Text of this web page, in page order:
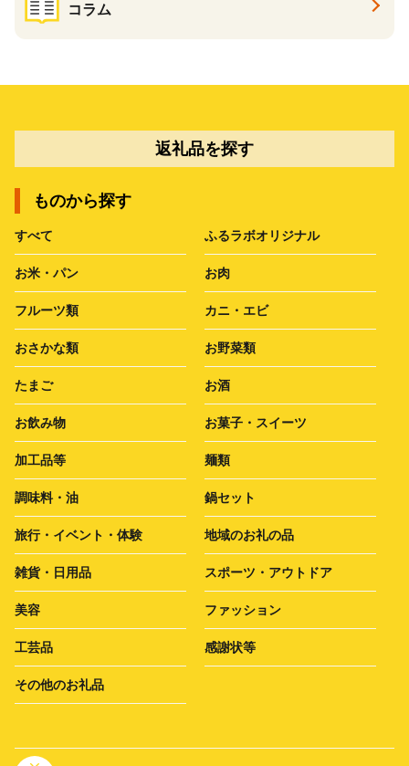
コラム
返礼品を探す
ものから探す
すべて ふるラボオリジナル
お米・パン お肉
フルーツ類 カニ・エビ
おさかな類 お野菜類
たまご お酒
お飲み物 お菓子・スイーツ
加工品等 麺類
調味料・油 鍋セット
旅行・イベント・体験 地域のお礼の品
雑貨・日用品 スポーツ・アウトドア
美容 ファッション
工芸品 感謝状等
その他のお礼品